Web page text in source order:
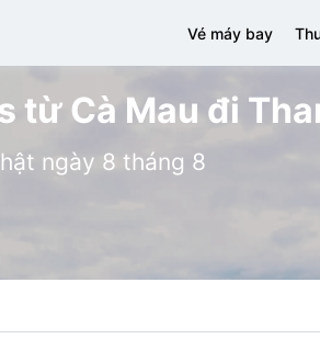
Vé máy bay
từ Cà Mau đi
ngày 8 tháng 8